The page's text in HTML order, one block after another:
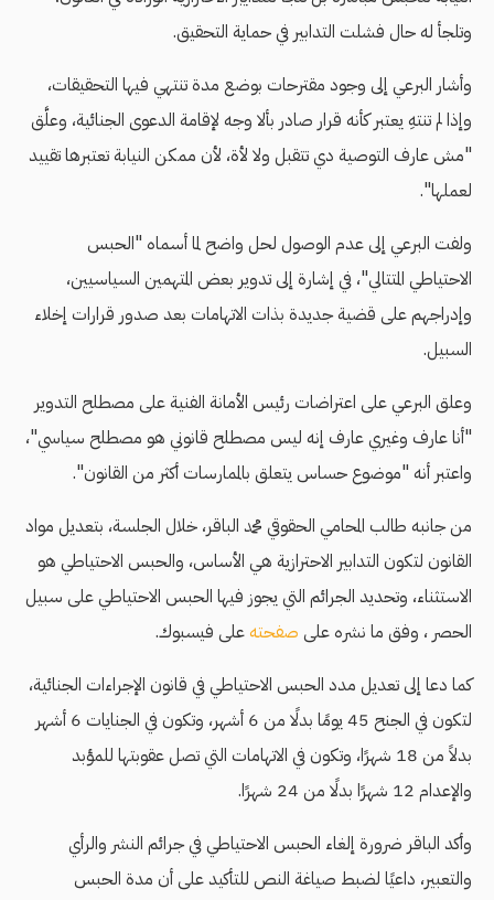
وتلجأ له حال فشلت التدابير في حماية التحقيق.
وأشار البرعي إلى وجود مقترحات بوضع مدة تنتهي فيها التحقيقات،
وإذا لم تنتهِ يعتبر كأنه قرار صادر بألا وجه لإقامة الدعوى الجنائية، وعلَّق
"مش عارف التوصية دي تتقبل ولا لأة، لأن ممكن النيابة تعتبرها تقييد
لعملها".
ولفت البرعي إلى عدم الوصول لحل واضح لما أسماه "الحبس
الاحتياطي المتتالي"، في إشارة إلى تدوير بعض المتهمين السياسيين،
وإدراجهم على قضية جديدة بذات الاتهامات بعد صدور قرارات إخلاء
السبيل.
وعلق البرعي على اعتراضات رئيس الأمانة الفنية على مصطلح التدوير
"أنا عارف وغيري عارف إنه ليس مصطلح قانوني هو مصطلح سياسي"،
واعتبر أنه "موضوع حساس يتعلق بالممارسات أكثر من القانون".
من جانبه طالب المحامي الحقوقي محمد الباقر، خلال الجلسة، بتعديل مواد
القانون لتكون التدابير الاحترازية هي الأساس، والحبس الاحتياطي هو
الاستثناء، وتحديد الجرائم التي يجوز فيها الحبس الاحتياطي على سبيل
الحصر ، وفق ما نشره على صفحته على فيسبوك.
كما دعا إلى تعديل مدد الحبس الاحتياطي في قانون الإجراءات الجنائية،
لتكون في الجنح 45 يومًا بدلًا من 6 أشهر، وتكون في الجنايات 6 أشهر
بدلاً من 18 شهرًا، وتكون في الاتهامات التي تصل عقوبتها للمؤبد
والإعدام 12 شهرًا بدلًا من 24 شهرًا.
وأكد الباقر ضرورة إلغاء الحبس الاحتياطي في جرائم النشر والرأي
والتعبير، داعيًا لضبط صياغة النص للتأكيد على أن مدة الحبس